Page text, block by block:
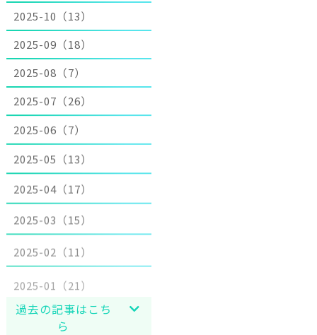
2025-10（13）
2025-09（18）
2025-08（7）
2025-07（26）
2025-06（7）
2025-05（13）
2025-04（17）
2025-03（15）
2025-02（11）
過去の記事はこち
ら